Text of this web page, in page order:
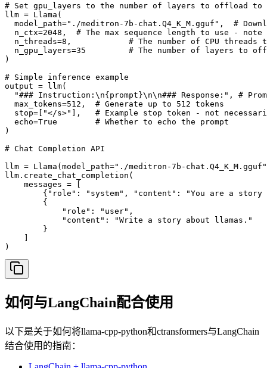
# Set gpu_layers to the number of layers to offload
llm = Llama(
model_path="./meditron-7b-chat.Q4_K_M.gguf",  #
n_ctx=2048,  # The max sequence length to use -
n_threads=8,            # The number of CPU threads
n_gpu_layers=35         # The number of layers to
)
# Simple inference example
output = llm(
"### Instruction:\n{prompt}\n\n### Response:", #
  max_tokens=512,  # Generate up to 512 tokens
stop=["</s>"],   # Example stop token - not
  echo=True        # Whether to echo the prompt
)
# Chat Completion API
llm = Llama(model_path="./meditron-7b-
llm.create_chat_completion(
    messages = [
{"role": "system", "content": "You are a story
        {
            "role": "user",
            "content": "Write a story about llamas."
        }
    ]
)
如何与LangChain配合使用
以下是关于如何将llama-cpp-python和ctransformers与LangChain
结合使用的指南：